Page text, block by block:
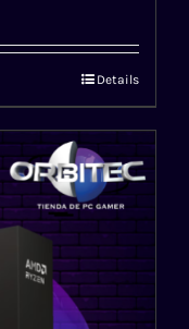
Details